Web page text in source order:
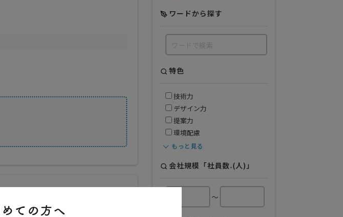
ワードから探す
特色
技術力
デザイン力
提案力
環境配慮
もっと見る
会社規模「社員数.(人)」
～